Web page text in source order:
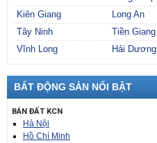
Kiên Giang
Long An
Tây Ninh
Tiền Giang
Vĩnh Long
Hải Dương
BẤT ĐỘNG SẢN NỔI BẬT
BÁN ĐẤT KCN
Hà Nội
Hồ Chí Minh